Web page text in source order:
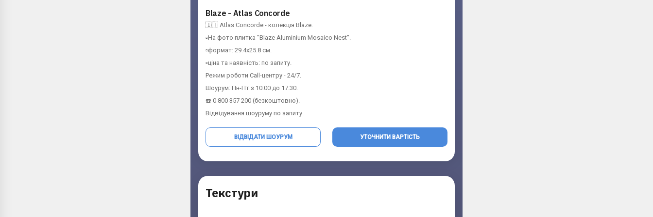
Blaze - Atlas Concorde
🇮🇹 Atlas Concorde - колекція Blaze.
▫️На фото плитка "Blaze Aluminium Mosaico Nest".
▫️формат: 29.4х25.8 см.
▫️ціна та наявність: по запиту.
Режим роботи Call-центру - 24/7.
Шоурум: Пн-Пт з 10:00 до 17:30.
☎️ 0 800 357 200 (безкоштовно).
Відвідування шоуруму по запиту.
ВІДВІДАТИ ШОУРУМ УТОЧНИТИ ВАРТІСТЬ
Текстури